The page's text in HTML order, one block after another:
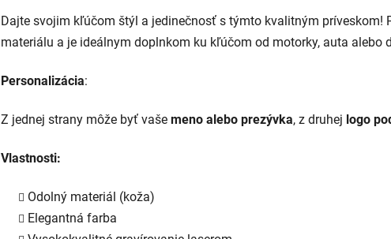
Dajte svojim kľúčom štýl a jedinečnosť s týmto kvalitným príveskom!
materiálu a je ideálnym doplnkom ku kľúčom od motorky, auta alebo
Personalizácia:
Z jednej strany môže byť vaše meno alebo prezývka, z druhej logo
Vlastnosti:
Odolný materiál (koža)
Elegantná farba